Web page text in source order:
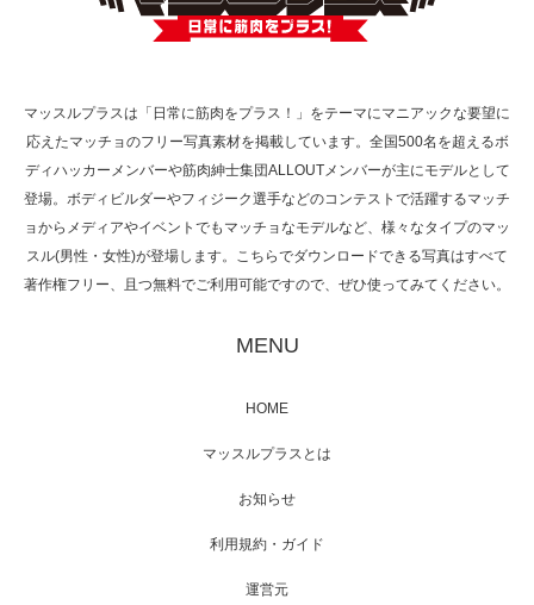
TOKYO FMラジオ番組「ONE MORNING」
で紹介さ…
た（6/8放送）
映画「メカバース」舞台挨拶へマッスルプラ
【TV】NHK BS「COOL JAPAN 」にてマッス
マッスルプラスは「日常に筋肉をプラス！」をテーマにマニアックな要望に
応えたマッチョのフリー写真素材を掲載しています。全国500名を超えるボ
ディハッカーメンバーや筋肉紳士集団ALLOUTメンバーが主にモデルとして
登場。ボディビルダーやフィジーク選手などのコンテストで活躍するマッチ
ョからメディアやイベントでもマッチョなモデルなど、様々なタイプのマッ
スル(男性・女性)が登場します。こちらでダウンロードできる写真はすべて
著作権フリー、且つ無料でご利用可能ですので、ぜひ使ってみてください。
MENU
HOME
マッスルプラスとは
お知らせ
利用規約・ガイド
運営元